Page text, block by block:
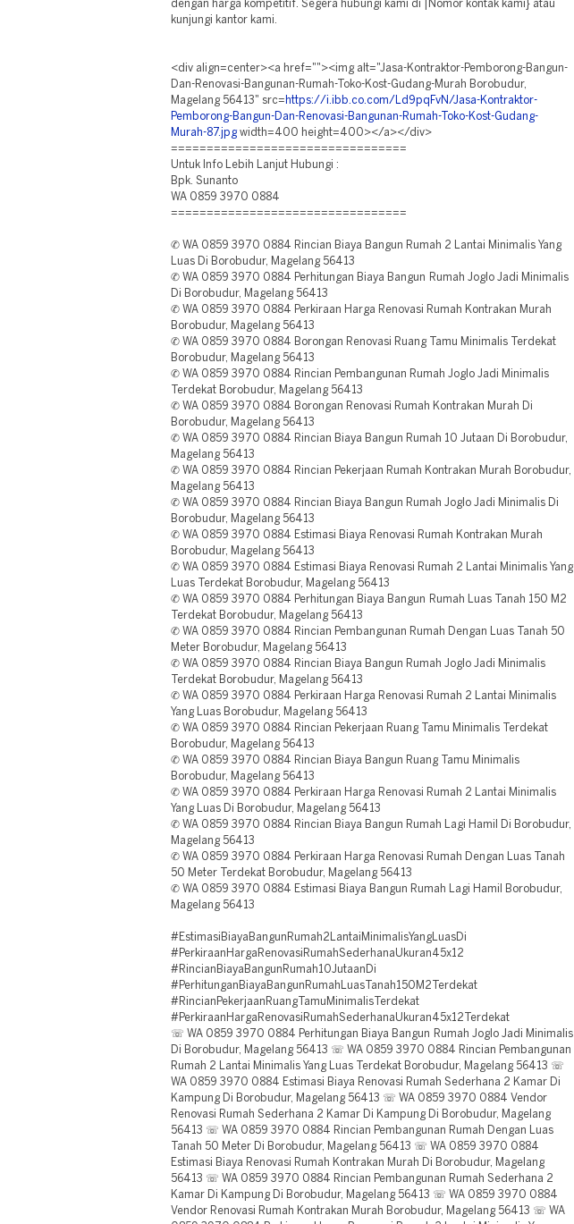
dengan harga kompetitif. Segera hubungi kami di |Nomor kontak kami} atau
kunjungi kantor kami.
<div align=center><a href=""><img alt="Jasa-Kontraktor-Pemborong-Bangun-
Dan-Renovasi-Bangunan-Rumah-Toko-Kost-Gudang-Murah Borobudur,
Magelang 56413" src= https://i.ibb.co.com/Ld9pqFvN/Jasa-Kontraktor-
Pemborong-Bangun-Dan-Renovasi-Bangunan-Rumah-Toko-Kost-Gudang-
Murah-87.jpgwidth=400 height=400></a></div>
=================================
Untuk Info Lebih Lanjut Hubungi :
Bpk. Sunanto
WA 0859 3970 0884
=================================
✆ WA 0859 3970 0884 Rincian Biaya Bangun Rumah 2 Lantai Minimalis Yang
Luas Di Borobudur, Magelang 56413
✆ WA 0859 3970 0884 Perhitungan Biaya Bangun Rumah Joglo Jadi Minimalis
Di Borobudur, Magelang 56413
✆ WA 0859 3970 0884 Perkiraan Harga Renovasi Rumah Kontrakan Murah
Borobudur, Magelang 56413
✆ WA 0859 3970 0884 Borongan Renovasi Ruang Tamu Minimalis Terdekat
Borobudur, Magelang 56413
✆ WA 0859 3970 0884 Rincian Pembangunan Rumah Joglo Jadi Minimalis
Terdekat Borobudur, Magelang 56413
✆ WA 0859 3970 0884 Borongan Renovasi Rumah Kontrakan Murah Di
Borobudur, Magelang 56413
✆ WA 0859 3970 0884 Rincian Biaya Bangun Rumah 10 Jutaan Di Borobudur,
Magelang 56413
✆ WA 0859 3970 0884 Rincian Pekerjaan Rumah Kontrakan Murah Borobudur,
Magelang 56413
✆ WA 0859 3970 0884 Rincian Biaya Bangun Rumah Joglo Jadi Minimalis Di
Borobudur, Magelang 56413
✆ WA 0859 3970 0884 Estimasi Biaya Renovasi Rumah Kontrakan Murah
Borobudur, Magelang 56413
✆ WA 0859 3970 0884 Estimasi Biaya Renovasi Rumah 2 Lantai Minimalis Yang
Luas Terdekat Borobudur, Magelang 56413
✆ WA 0859 3970 0884 Perhitungan Biaya Bangun Rumah Luas Tanah 150 M2
Terdekat Borobudur, Magelang 56413
✆ WA 0859 3970 0884 Rincian Pembangunan Rumah Dengan Luas Tanah 50
Meter Borobudur, Magelang 56413
✆ WA 0859 3970 0884 Rincian Biaya Bangun Rumah Joglo Jadi Minimalis
Terdekat Borobudur, Magelang 56413
✆ WA 0859 3970 0884 Perkiraan Harga Renovasi Rumah 2 Lantai Minimalis
Yang Luas Borobudur, Magelang 56413
✆ WA 0859 3970 0884 Rincian Pekerjaan Ruang Tamu Minimalis Terdekat
Borobudur, Magelang 56413
✆ WA 0859 3970 0884 Rincian Biaya Bangun Ruang Tamu Minimalis
Borobudur, Magelang 56413
✆ WA 0859 3970 0884 Perkiraan Harga Renovasi Rumah 2 Lantai Minimalis
Yang Luas Di Borobudur, Magelang 56413
✆ WA 0859 3970 0884 Rincian Biaya Bangun Rumah Lagi Hamil Di Borobudur,
Magelang 56413
✆ WA 0859 3970 0884 Perkiraan Harga Renovasi Rumah Dengan Luas Tanah
50 Meter Terdekat Borobudur, Magelang 56413
✆ WA 0859 3970 0884 Estimasi Biaya Bangun Rumah Lagi Hamil Borobudur,
Magelang 56413
#EstimasiBiayaBangunRumah2LantaiMinimalisYangLuasDi
#PerkiraanHargaRenovasiRumahSederhanaUkuran45x12
#RincianBiayaBangunRumah10JutaanDi
#PerhitunganBiayaBangunRumahLuasTanah150M2Terdekat
#RincianPekerjaanRuangTamuMinimalisTerdekat
#PerkiraanHargaRenovasiRumahSederhanaUkuran45x12Terdekat
☏ WA 0859 3970 0884 Perhitungan Biaya Bangun Rumah Joglo Jadi Minimalis
Di Borobudur, Magelang 56413 ☏ WA 0859 3970 0884 Rincian Pembangunan
Rumah 2 Lantai Minimalis Yang Luas Terdekat Borobudur, Magelang 56413 ☏
WA 0859 3970 0884 Estimasi Biaya Renovasi Rumah Sederhana 2 Kamar Di
Kampung Di Borobudur, Magelang 56413 ☏ WA 0859 3970 0884 Vendor
Renovasi Rumah Sederhana 2 Kamar Di Kampung Di Borobudur, Magelang
56413 ☏ WA 0859 3970 0884 Rincian Pembangunan Rumah Dengan Luas
Tanah 50 Meter Di Borobudur, Magelang 56413 ☏ WA 0859 3970 0884
Estimasi Biaya Renovasi Rumah Kontrakan Murah Di Borobudur, Magelang
56413 ☏ WA 0859 3970 0884 Rincian Pembangunan Rumah Sederhana 2
Kamar Di Kampung Di Borobudur, Magelang 56413 ☏ WA 0859 3970 0884
Vendor Renovasi Rumah Kontrakan Murah Borobudur, Magelang 56413 ☏ WA